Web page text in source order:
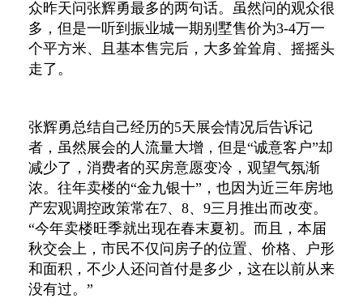
众昨天问张辉勇最多的两句话。虽然问的观众很
多，但是一听到振业城一期别墅售价为3-4万一
个平方米、且基本售完后，大多耸耸肩、摇摇头
走了。
张辉勇总结自己经历的5天展会情况后告诉记
者，虽然展会的人流量大增，但是“诚意客户”却
减少了，消费者的买房意愿变冷，观望气氛渐
浓。往年卖楼的“金九银十”，也因为近三年房地
产宏观调控政策常在7、8、9三月推出而改变。
“今年卖楼旺季就出现在春末夏初。而且，本届
秋交会上，市民不仅问房子的位置、价格、户形
和面积，不少人还问首付是多少，这在以前从来
没有过。”